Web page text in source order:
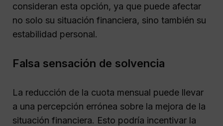
consideran esta opción, ya que puede afectar
no solo su situación financiera, sino también su
estabilidad personal.
Falsa sensación de solvencia
La reducción de la cuota mensual puede llevar
a una percepción errónea sobre la mejora de la
situación financiera. Esto podría incentivar la